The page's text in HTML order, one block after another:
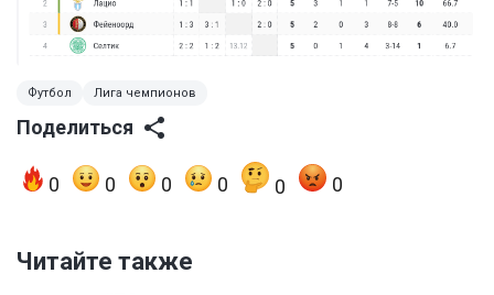
Футбол Лига чемпионов
Поделиться
0 0 0 0 0 0
Читайте также